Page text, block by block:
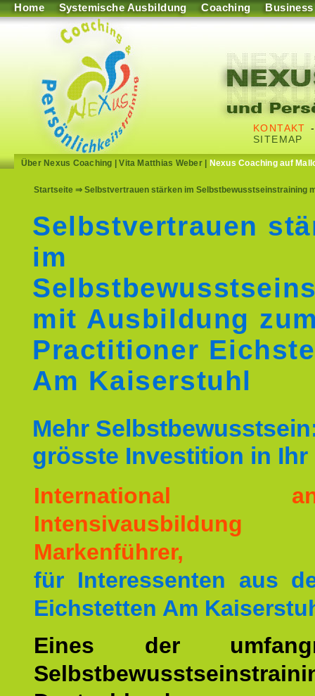
Home Systemische Ausbildung Coaching Business
KONTAKT
SITEMAP
Über Nexus Coaching |Vita Matthias Weber| Nexus Coaching auf
Startseite ⇒ Selbstvertrauen stärken im Selbstbewusstseinstraining
Selbstvertrauen
im
mit Ausbildung
Practitioner
Am Kaiserstuhl
Mehr
grösste Investition in Ihr
International
Markenführer,
für Interessenten aus
Eichstetten Am
Eines der